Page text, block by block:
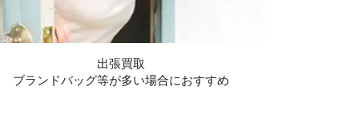
出張買取
ブランドバッグ等が多い場合におすすめ